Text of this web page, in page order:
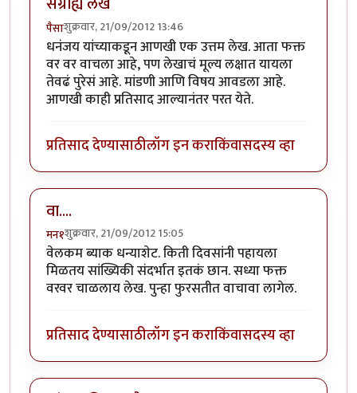
पैसाशुक्रवार, 21/09/2012 13:46
धनंजय यांच्याकडून आणखी एक उत्तम लेख. आता फक्त
वर वर वाचला आहे, पण लेखाचं मूल्य लक्षात यायला
तेवढं पुरेसं आहे. मांडणी आणि विषय आवडला आहे.
आणखी काही प्रतिसाद आल्यानंतर परत येते.
प्रतिसाद देण्यासाठीलॉग इन कराकिंवासदस्य व्हा
वा....
मन१शुक्रवार, 21/09/2012 15:05
वेलकम ब्याक धन्याशेट. किती दिवसांनी पहायला
मिळतय सांख्यिकी संदर्भात इतकं छान. सध्या फक्त
वरवर चाळलाय लेख. पुन्हा फुरसतीत वाचावा लागेल.
प्रतिसाद देण्यासाठीलॉग इन कराकिंवासदस्य व्हा